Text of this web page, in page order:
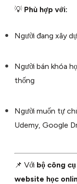
💡 Phù hợp với:
Người đang xây
Người bán khóa
thống
Người muốn tự
Udemy, Google
📌 Với bộ công
website học